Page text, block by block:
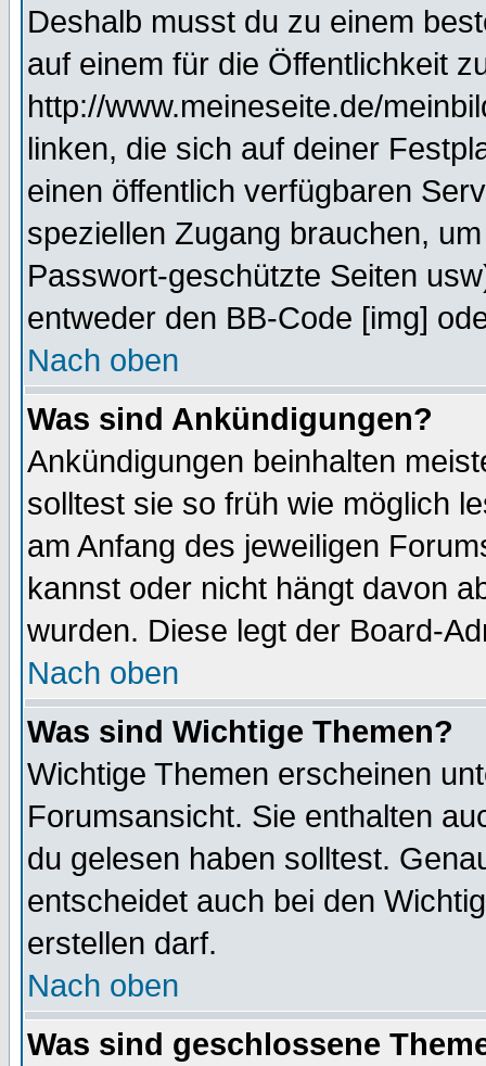
Deshalb musst du zu einem
auf einem für die Öffentlichkeit
http://www.meineseite.de/
linken, die sich auf deiner
einen öffentlich verfügbaren
speziellen Zugang brauchen,
Passwort-geschützte Seiten
entweder den BB-Code [img]
Nach oben
Was sind Ankündigungen?
Ankündigungen beinhalten
solltest sie so früh wie möglich
am Anfang des jeweiligen
kannst oder nicht hängt davon
wurden. Diese legt der Board-
Nach oben
Was sind Wichtige Themen?
Wichtige Themen erscheinen
Forumsansicht. Sie enthalten
du gelesen haben solltest.
entscheidet auch bei den
erstellen darf.
Nach oben
Was sind geschlossene